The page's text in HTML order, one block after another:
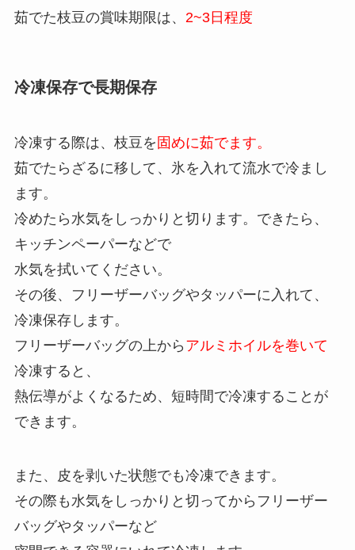
茹でた枝豆の賞味期限は、 2~3日程度
冷凍保存で長期保存
冷凍する際は、枝豆を 固めに茹でます。
茹でたらざるに移して、氷を入れて流水で冷まし
ます。
冷めたら水気をしっかりと切ります。できたら、
キッチンペーパーなどで
水気を拭いてください。
その後、フリーザーバッグやタッパーに入れて、
冷凍保存します。
フリーザーバッグの上から アルミホイルを巻いて
冷凍すると、
熱伝導がよくなるため、短時間で冷凍することが
できます。
また、 皮を剥いた状態でも冷凍できます。
その際も水気をしっかりと切ってからフリーザー
バッグやタッパーなど